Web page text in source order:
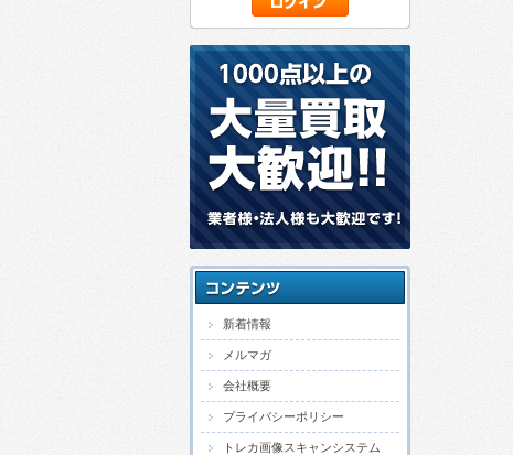
新着情報
メルマガ
会社概要
プライバシーポリシー
トレカ画像スキャンシステム